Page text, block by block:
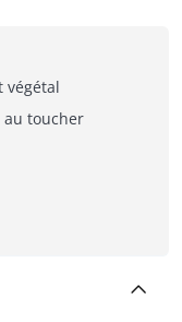
végétal
au toucher